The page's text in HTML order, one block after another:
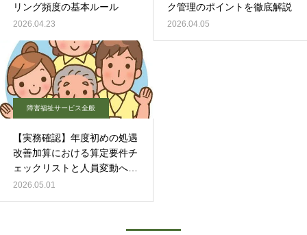
リング頻度の基本ルール
2026.04.23
ク管理のポイントを徹底解説
2026.04.05
障害福祉サービス全般
【実務確認】年度初めの処遇
改善加算における算定要件チ
ェックリストと人員変動への
対応
2026.05.01